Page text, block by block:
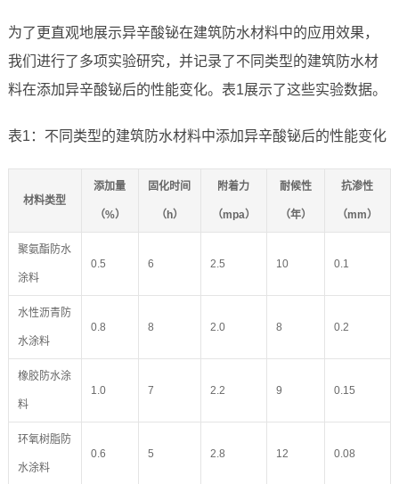
为了更直观地展示异辛酸铋在建筑防水材料中的应用效果，
我们进行了多项实验研究，并记录了不同类型的建筑防水材
料在添加异辛酸铋后的性能变化。表1展示了这些实验数据。
表1：不同类型的建筑防水材料中添加异辛酸铋后的性能变化
材料类型
添加量
（%）
固化时间
（h）
附着力
（mpa）
耐候性
（年）
抗渗性
（mm）
聚氨酯防水
涂料
0.5 6 2.5 10 0.1
水性沥青防
水涂料
0.8 8 2.0 8 0.2
橡胶防水涂
料
1.0 7 2.2 9 0.15
环氧树脂防
水涂料
0.6 5 2.8 12 0.08